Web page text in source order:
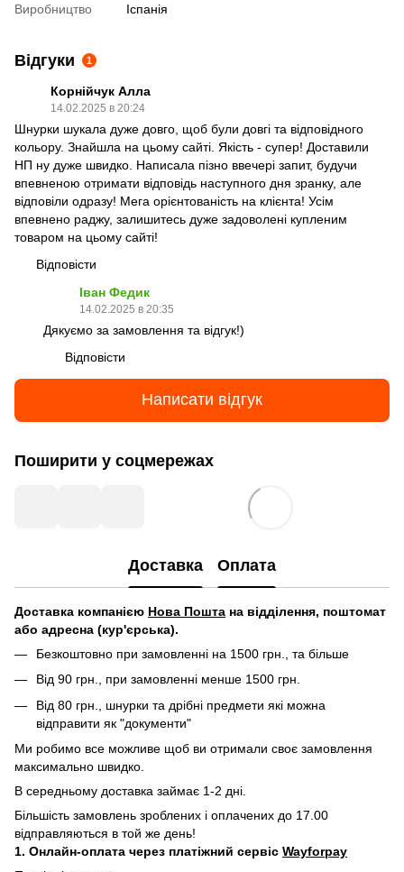
Виробництво
Іспанія
Відгуки 1
Корнійчук Алла
14.02.2025 в 20:24
Шнурки шукала дуже довго, щоб були довгі та відповідного
кольору. Знайшла на цьому сайті. Якість - супер! Доставили
НП ну дуже швидко. Написала пізно ввечері запит, будучи
впевненою отримати відповідь наступного дня зранку, але
відповіли одразу! Мега орієнтованість на клієнта! Усім
впевнено раджу, залишитесь дуже задоволені купленим
товаром на цьому сайті!
Відповісти
Іван Федик
14.02.2025 в 20:35
Дякуємо за замовлення та відгук!)
Відповісти
Написати відгук
Поширити у соцмережах
Доставка Оплата
Доставка компанією Нова Пошта на відділення, поштомат
або адресна (кур'єрська).
Безкоштовно при замовленні на 1500 грн., та більше
Від 90 грн., при замовленні менше 1500 грн.
Від 80 грн., шнурки та дрібні предмети які можна
відправити як "документи"
Ми робимо все можливе щоб ви отримали своє замовлення
максимально швидко.
В середньому доставка займає 1-2 дні.
Більшість замовлень зроблених і оплачених до 17.00
відправляються в той же день!
1. Онлайн-оплата через платіжний сервіс Wayforpay